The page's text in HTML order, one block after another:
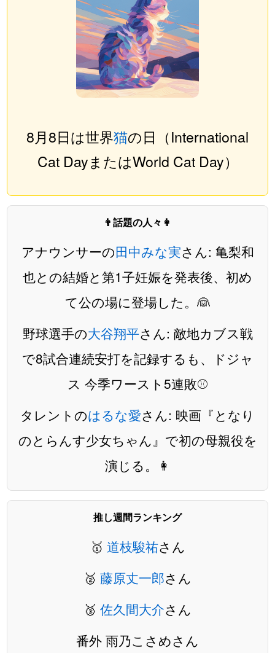
8月8日は世界猫の日（International
Cat DayまたはWorld Cat Day）
👨話題の人々👩
アナウンサーの田中みな実さん: 亀梨和
也との結婚と第1子妊娠を発表後、初め
て公の場に登場した。👰
野球選手の大谷翔平さん: 敵地カブス戦
で8試合連続安打を記録するも、ドジャ
ス 今季ワースト5連敗⚾️
タレントのはるな愛さん: 映画『となり
のとらんす少女ちゃん』で初の母親役を
演じる。👩
推し週間ランキング
🥇 道枝駿祐さん
🥈 藤原丈一郎さん
🥉 佐久間大介さん
番外 雨乃こさめさん